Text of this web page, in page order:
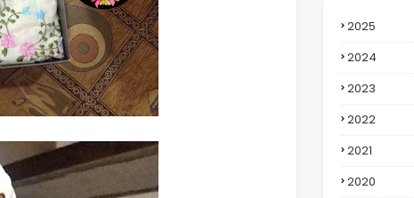
2025
2024
2023
2022
2021
2020